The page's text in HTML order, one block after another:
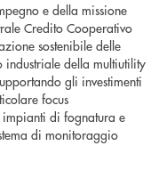
e della missione
Credito Cooperativo
sostenibile delle
industriale della multiutility
gli investimenti
focus
impianti di fognatura e
di monitoraggio